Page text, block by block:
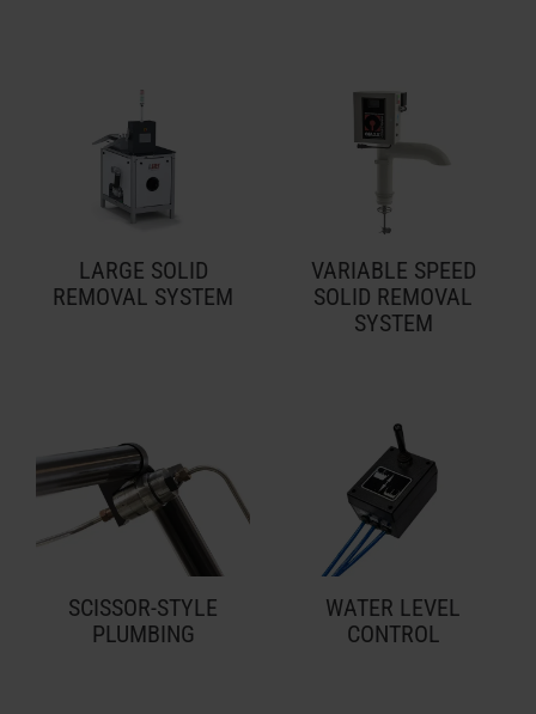
LARGE SOLID
REMOVAL SYSTEM
VARIABLE SPEED
SOLID REMOVAL
SYSTEM
SCISSOR-STYLE
PLUMBING
WATER LEVEL
CONTROL